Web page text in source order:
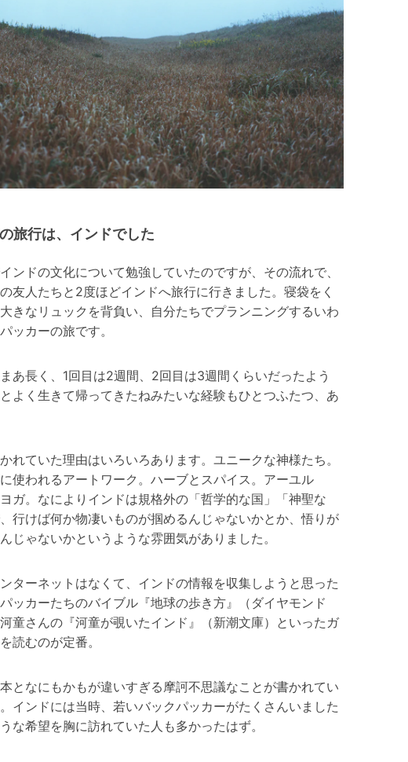
旅行は、インドでした
ンドの文化について勉強していたのですが、その流れで、
友人たちと2度ほどインドへ旅行に行きました。寝袋をく
きなリュックを背負い、自分たちでプランニングするいわ
ッカーの旅です。
あ長く、1回目は2週間、2回目は3週間くらいだったよう
よく生きて帰ってきたねみたいな経験もひとつふたつ、あ
れていた理由はいろいろあります。ユニークな神様たち。
使われるアートワーク。ハーブとスパイス。アーユル
ガ。なによりインドは規格外の「哲学的な国」「神聖な
行けば何か物凄いものが掴めるんじゃないかとか、悟りが
じゃないかというような雰囲気がありました。
ターネットはなくて、インドの情報を収集しようと思った
ッカーたちのバイブル『地球の歩き方』（ダイヤモンド
童さんの『河童が覗いたインド』（新潮文庫）といったガ
読むのが定番。
となにもかもが違いすぎる摩訶不思議なことが書かれてい
インドには当時、若いバックパッカーがたくさんいました
な希望を胸に訪れていた人も多かったはず。